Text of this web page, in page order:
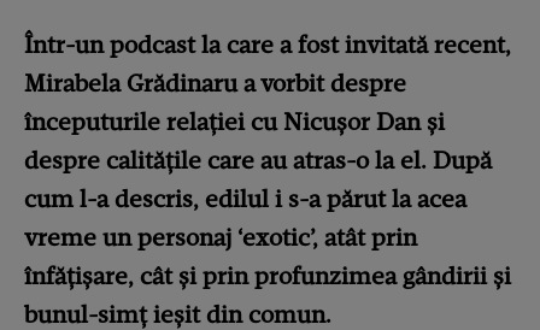
Într-un podcast la care a fost invitată recent,
Mirabela Grădinaru a vorbit despre
începuturile relației cu Nicușor Dan și
despre calitățile care au atras-o la el. După
cum l-a descris, edilul i s-a părut la acea
vreme un personaj ‘exotic’, atât prin
înfățișare, cât și prin profunzimea gândirii și
bunul-simț ieșit din comun.